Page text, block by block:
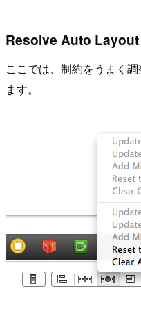
Resolve Auto
ここでは、制約をうまく
ます。